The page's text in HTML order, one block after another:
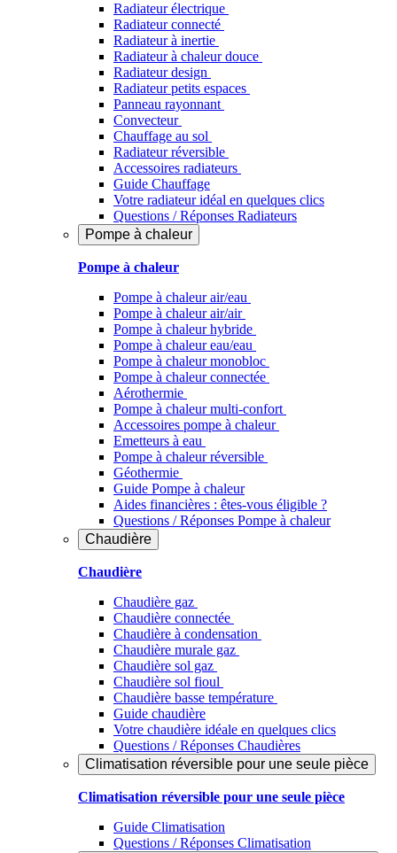
Radiateur électrique
Radiateur connecté
Radiateur à inertie
Radiateur à chaleur douce
Radiateur design
Radiateur petits espaces
Panneau rayonnant
Convecteur
Chauffage au sol
Radiateur réversible
Accessoires radiateurs
Guide Chauffage
Votre radiateur idéal en quelques clics
Questions / Réponses Radiateurs
Pompe à chaleur
Pompe à chaleur
Pompe à chaleur air/eau
Pompe à chaleur air/air
Pompe à chaleur hybride
Pompe à chaleur​ eau/eau
Pompe à chaleur monobloc
Pompe à chaleur connectée
Aérothermie
Pompe à chaleur multi-confort
Accessoires pompe à chaleur
Emetteurs à eau
Pompe à chaleur réversible
Géothermie
Guide Pompe à chaleur
Aides financières : êtes-vous éligible ?
Questions / Réponses Pompe à chaleur
Chaudière
Chaudière
Chaudière gaz
Chaudière connectée
Chaudière à condensation
Chaudière murale gaz
Chaudière sol gaz
Chaudière sol fioul
Chaudière basse température
Guide chaudière
Votre chaudière idéale en quelques clics
Questions / Réponses Chaudières
Climatisation réversible pour une seule pièce
Climatisation réversible pour une seule pièce
Guide Climatisation
Questions / Réponses Climatisation